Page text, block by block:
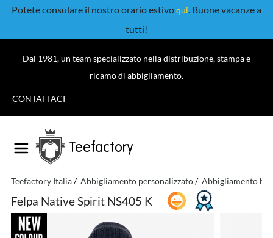
Potete consulare il nostro orario estivoqui. Buone vacanze a
tutti!
Dal 1981, un team specializzato nella distribuzione, stampa e
ricamo di abbigliamento.
CONTATTACI
Teefactory
Teefactory Italia Abbigliamento personalizzato Abbigliamento
Felpa Native Spirit NS405 K